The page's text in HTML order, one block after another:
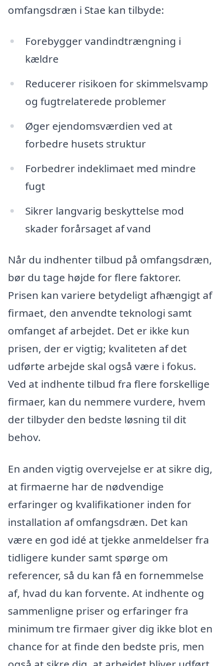
omfangsdræn i Stae kan tilbyde:
Forebygger vandindtrængning i
kældre
Reducerer risikoen for skimmelsvamp
og fugtrelaterede problemer
Øger ejendomsværdien ved at
forbedre husets struktur
Forbedrer indeklimaet med mindre
fugt
Sikrer langvarig beskyttelse mod
skader forårsaget af vand
Når du indhenter tilbud på omfangsdræn,
bør du tage højde for flere faktorer.
Prisen kan variere betydeligt afhængigt af
firmaet, den anvendte teknologi samt
omfanget af arbejdet. Det er ikke kun
prisen, der er vigtig; kvaliteten af det
udførte arbejde skal også være i fokus.
Ved at indhente tilbud fra flere forskellige
firmaer, kan du nemmere vurdere, hvem
der tilbyder den bedste løsning til dit
behov.
En anden vigtig overvejelse er at sikre dig,
at firmaerne har de nødvendige
erfaringer og kvalifikationer inden for
installation af omfangsdræn. Det kan
være en god idé at tjekke anmeldelser fra
tidligere kunder samt spørge om
referencer, så du kan få en fornemmelse
af, hvad du kan forvente. At indhente og
sammenligne priser og erfaringer fra
minimum tre firmaer giver dig ikke blot en
chance for at finde den bedste pris, men